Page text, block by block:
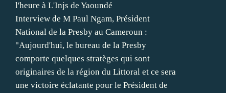
l'heure à L'Injs de Yaoundé
Interview de M Paul Ngam, Président
National de la Presby au Cameroun :
"Aujourd'hui, le bureau de la Presby
comporte quelques stratèges qui sont
originaires de la région du Littoral et ce sera
une victoire éclatante pour le Président de